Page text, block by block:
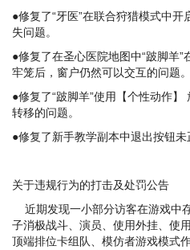
●修复了“牙医”在联合狩猎模式中
失问题。
●修复了在圣心医院地图中“跛脚羊
牢笼后，窗户仍然可以交互的问题。
●修复了“跛脚羊”使用【个性动作
转移的问题。
●修复了新手教学副本中退出按钮未
关于违规行为的打击及处罚公告
近期发现一小部分访客在游戏中
子消极战斗、演员、使用外挂、使
顶端排位卡组队、模仿者游戏模式